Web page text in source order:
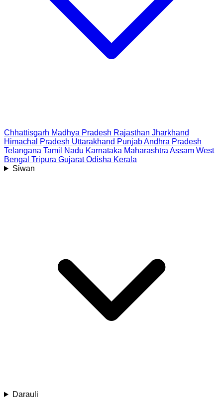
Chhattisgarh Madhya Pradesh Rajasthan Jharkhand
Himachal Pradesh Uttarakhand PunjabAndhra Pradesh
Telangana Tamil Nadu Karnataka Maharashtra Assam West
Bengal Tripura Gujarat Odisha Kerala
Siwan
Darauli